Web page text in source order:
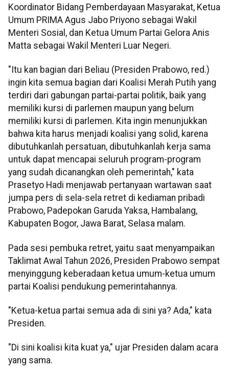
Koordinator Bidang Pemberdayaan Masyarakat, Ketua
Umum PRIMA Agus Jabo Priyono sebagai Wakil
Menteri Sosial, dan Ketua Umum Partai Gelora Anis
Matta sebagai Wakil Menteri Luar Negeri.
"Itu kan bagian dari Beliau (Presiden Prabowo, red.)
ingin kita semua bagian dari Koalisi Merah Putih yang
terdiri dari gabungan partai-partai politik, baik yang
memiliki kursi di parlemen maupun yang belum
memiliki kursi di parlemen. Kita ingin menunjukkan
bahwa kita harus menjadi koalisi yang solid, karena
dibutuhkanlah persatuan, dibutuhkanlah kerja sama
untuk dapat mencapai seluruh program-program
yang sudah dicanangkan oleh pemerintah," kata
Prasetyo Hadi menjawab pertanyaan wartawan saat
jumpa pers di sela-sela retret di kediaman pribadi
Prabowo, Padepokan Garuda Yaksa, Hambalang,
Kabupaten Bogor, Jawa Barat, Selasa malam.
Pada sesi pembuka retret, yaitu saat menyampaikan
Taklimat Awal Tahun 2026, Presiden Prabowo sempat
menyinggung keberadaan ketua umum-ketua umum
partai Koalisi pendukung pemerintahannya.
"Ketua-ketua partai semua ada di sini ya? Ada," kata
Presiden.
"Di sini koalisi kita kuat ya," ujar Presiden dalam acara
yang sama.